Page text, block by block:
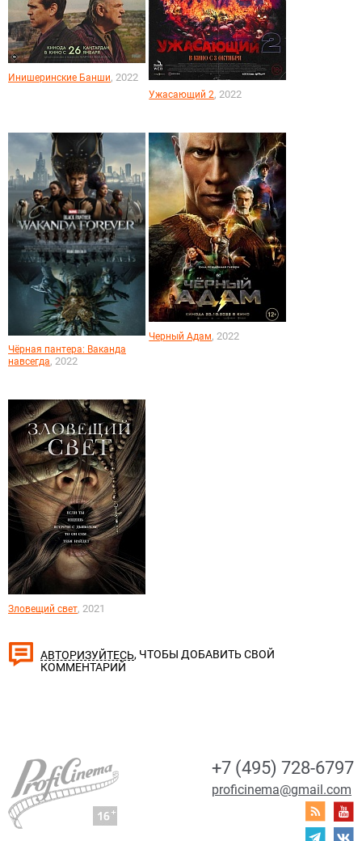
Инишеринские Банши, 2022
Ужасающий 2, 2022
Чёрная пантера: Ваканда
навсегда, 2022
Черный Адам, 2022
Зловещий свет, 2021
АВТОРИЗУЙТЕСЬ, ЧТОБЫ ДОБАВИТЬ СВОЙ
КОММЕНТАРИЙ
+7 (495) 728-6797
proficinema@gmail.com